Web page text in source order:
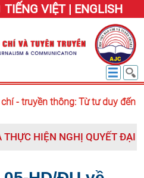
TIẾNG VIỆT | ENGLISH
- truyền thông: Từ tư duy đến
THỰC HIỆN NGHỊ QUYẾT ĐẠI